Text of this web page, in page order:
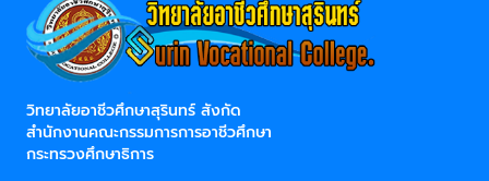
วิทยาลัยอาชีวศึกษาสุรินทร์ สังกัด
สำนักงานคณะกรรมการการอาชีวศึกษา
กระทรวงศึกษาธิการ